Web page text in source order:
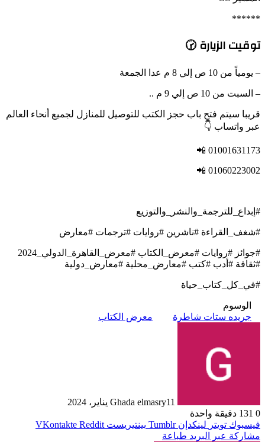
******
توقيت الزيارة 🕝
– يومياً من 10 ص إلي 8 م عدا الجمعة
– السبت من 10 ص إلي 9 م ..
قريبا سيتم فتح باب حجز الكتب للتوصيل للمنازل لجميع أنحاء العالم
عبر واتساب 👇
01001631173 📲
01060223002 📲
#إبداع_للترجمة_والنشر_والتوزيع
#شغف_القراءة #ناشرين #روايات #ترجمات #معارض
#جوائز #روايات #معرض_الكتاب #معرض_القاهرة_الدولي_2024
#ثقافة #أدب #كتب #معارض_محلية #معارض_دولية
#في_كل_كتاب_حياة
الوسوم
جريده ستات شاطرة
معرض الكتاب
Ghada elmasry11 يناير، 2024
0
دقيقة واحدة
فيسبوك تويتر لينكدإن بينتيريست
مشاركة عبر البريد طباعة